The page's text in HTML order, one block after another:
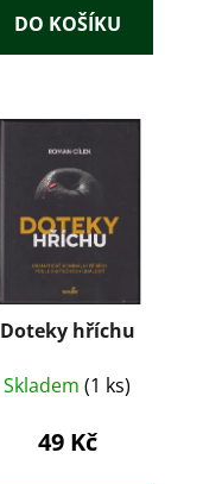
DO KOŠÍKU
Doteky hříchu
Skladem (1 ks)
49 Kč